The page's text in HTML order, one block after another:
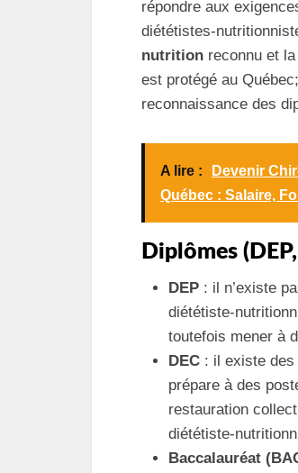
répondre aux
nutrition reconnu et
est protégé au
reconnaissance des
A lire :
Devenir
Québec : Salaire,
Diplômes
DEP : il n’existe
toutefois mener à
DEC : il existe des
prépare à des
restauration
Baccalauréat